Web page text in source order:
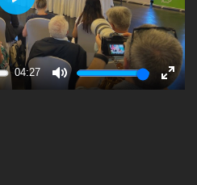
04:27
Mute
Enter
Play